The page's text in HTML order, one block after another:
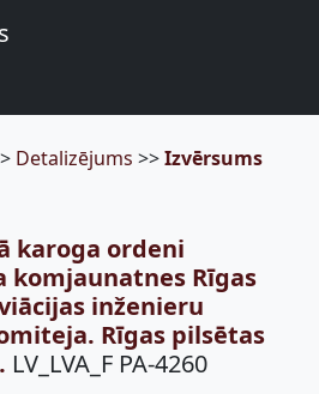
Detalizējums >>Izvērsums
karoga ordeni
komjaunatnes Rīgas
inženieru
Rīgas pilsētas
LV_LVA_F PA-4260